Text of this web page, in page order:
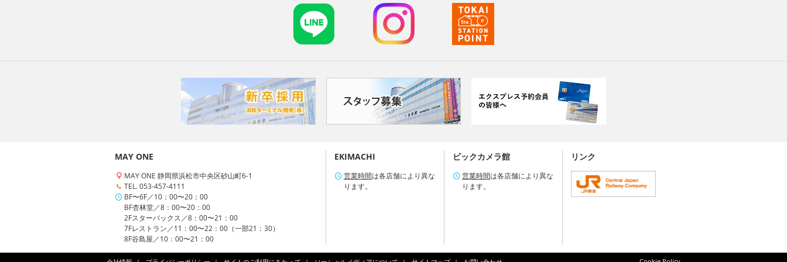
MAY ONE
MAY ONE 静岡県浜松市中央区砂山町6-1
TEL. 053-457-4111
BF〜6F／10：00〜20：00
BF杏林堂／8：00〜20：00
2Fスターバックス／8：00〜21：00
7Fレストラン／11：00〜22：00（一部21：30）
8F谷島屋／10：00〜21：00
EKIMACHI
営業時間は各店舗により異な
ります。
ビックカメラ館
営業時間は各店舗により異な
ります。
リンク